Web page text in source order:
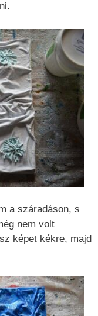
a száradáson, s
nem volt
képet kékre, majd